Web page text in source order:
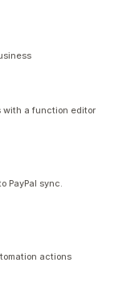
with a function editor
PayPal sync.
actions